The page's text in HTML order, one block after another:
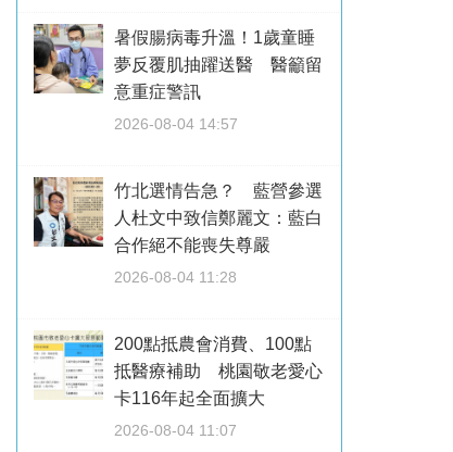
暑假腸病毒升溫！1歲童睡
夢反覆肌抽躍送醫 醫籲留
意重症警訊
2026-08-04 14:57
竹北選情告急？ 藍營參選
人杜文中致信鄭麗文：藍白
合作絕不能喪失尊嚴
2026-08-04 11:28
200點抵農會消費、100點
抵醫療補助 桃園敬老愛心
卡116年起全面擴大
2026-08-04 11:07